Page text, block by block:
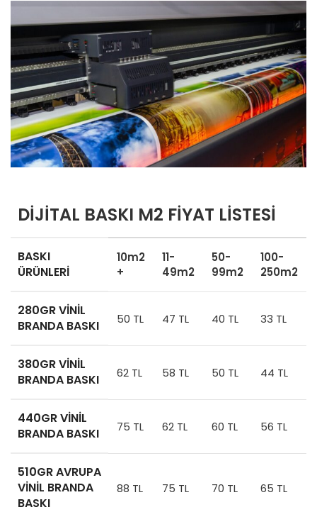
DIJITAL BASKI M2 FIYAT LISTESI
BASKI
ÜRÜNLERI
10m2
+
11-
49m2
50-
99m2
100-
250m2
280GR VINIL
BRANDA BASKI
50 TL 47 TL 40 TL 33 TL
380GR VINIL
BRANDA BASKI
62 TL 58 TL 50 TL 44 TL
440GR VINIL
BRANDA BASKI
75 TL 62 TL 60 TL 56 TL
510GRAVRUPA
VINIL BRANDA
BASKI
88 TL 75 TL 70 TL 65 TL